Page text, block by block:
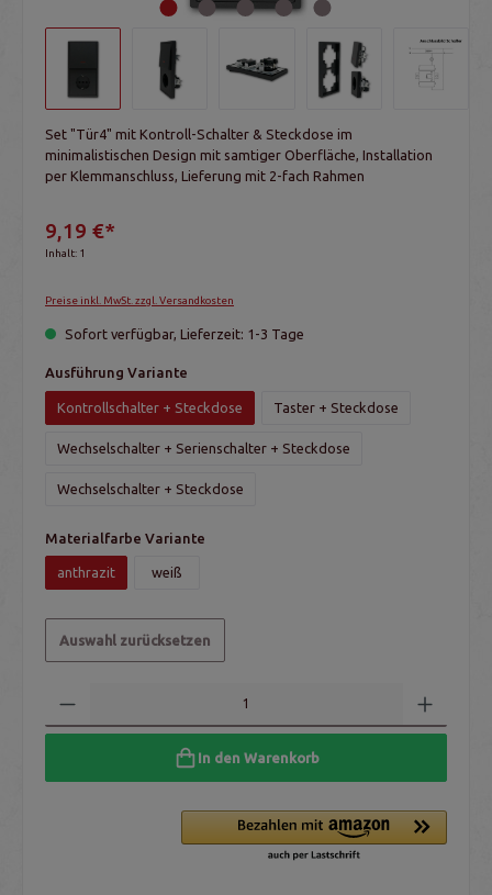
Set "Tür4" mit Kontroll-Schalter & Steckdose im
minimalistischen Design mit samtiger Oberfläche, Installation
per Klemmanschluss, Lieferung mit 2-fach Rahmen
9,19 €*
Inhalt: 1
Preise inkl. MwSt. zzgl. Versandkosten
Sofort verfügbar, Lieferzeit: 1-3 Tage
Ausführung Variante
Kontrollschalter + Steckdose Taster + Steckdose
Wechselschalter + Serienschalter + Steckdose
Wechselschalter + Steckdose
Materialfarbe Variante
anthrazit weiß
Auswahl zurücksetzen
In den Warenkorb